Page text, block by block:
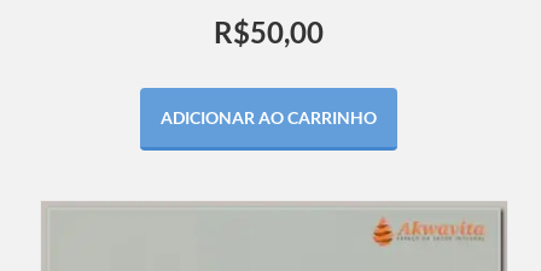
R$50,00
ADICIONAR AO CARRINHO